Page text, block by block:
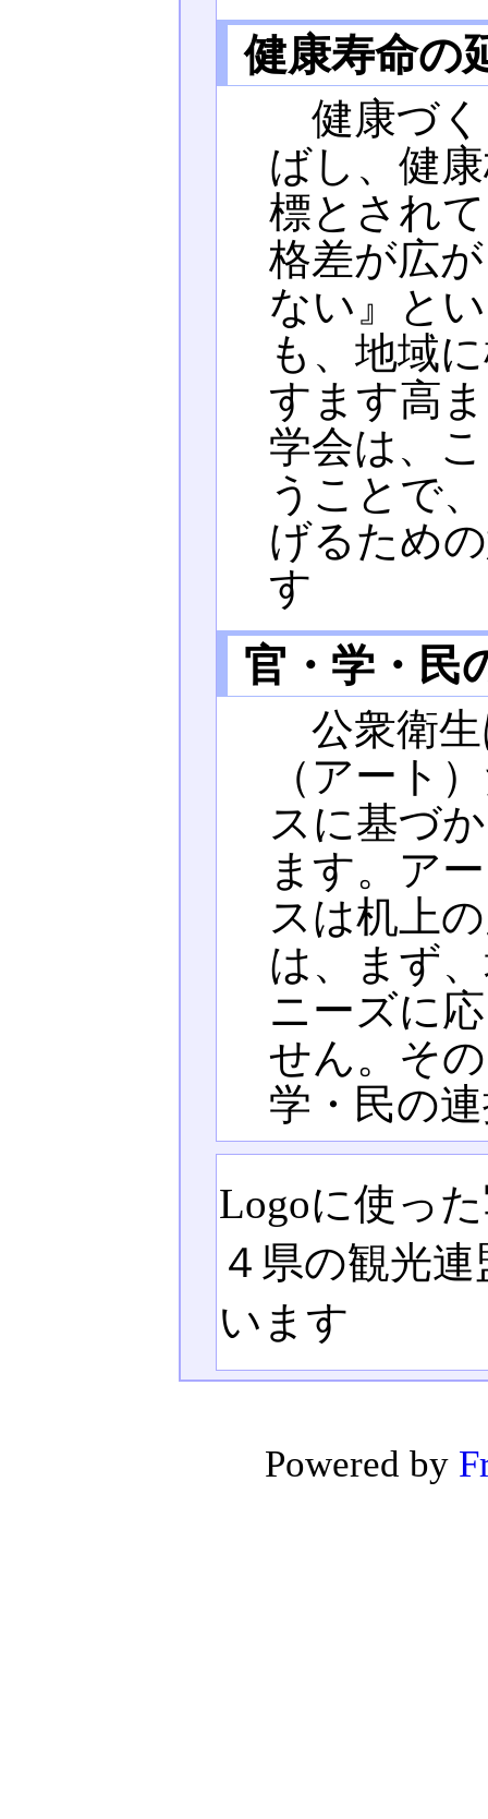
健康寿命の
健康づく
ばし、健
標とされ
格差が広
ない』と
も、地域
すます高
学会は、
うことで
げるため
す
官・学・民
公衆衛生
（アート
スに基づ
ます。ア
スは机上
は、まず
ニーズに
せん。そ
学・民の
Logoに使っ
４県の観光
います
Powered by